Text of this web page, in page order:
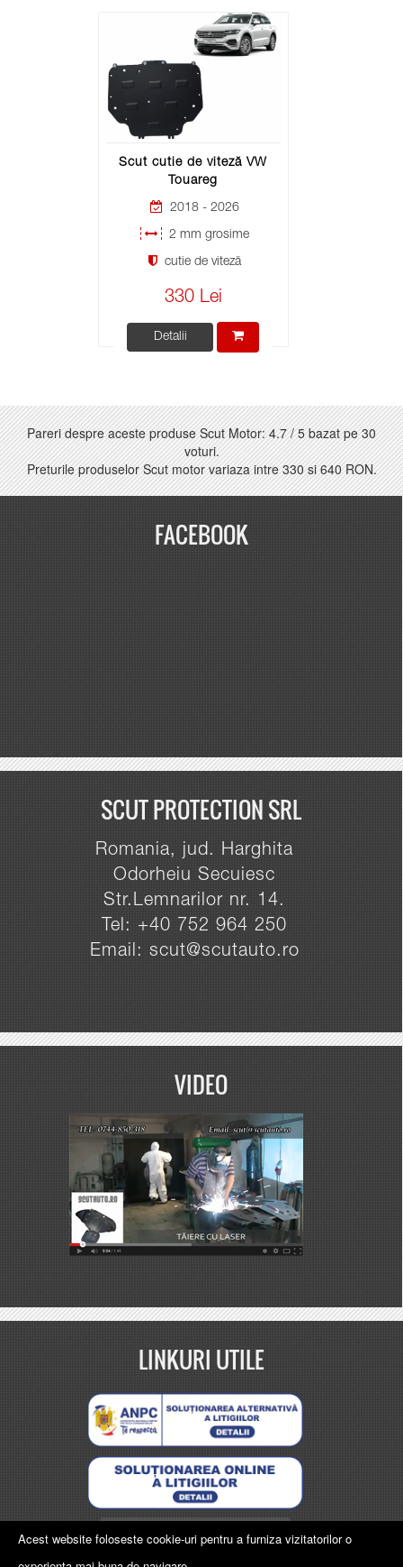
Scut cutie de viteză VW
Touareg
2018 - 2026
2 mm grosime
cutie de viteză
330 Lei
Detalii
Pareri despre aceste produse Scut Motor: 4.7/5bazat pe30
voturi.
Preturile produselor Scut motor variaza intre330si640 RON.
FACEBOOK
SCUT PROTECTION SRL
Romania, jud. Harghita
Odorheiu Secuiesc
Str.Lemnarilor nr. 14.
Tel: +40 752 964 250
Email: scut@scutauto.ro
VIDEO
LINKURI UTILE
Acest website foloseste cookie-uri pentru a furniza vizitatorilor o